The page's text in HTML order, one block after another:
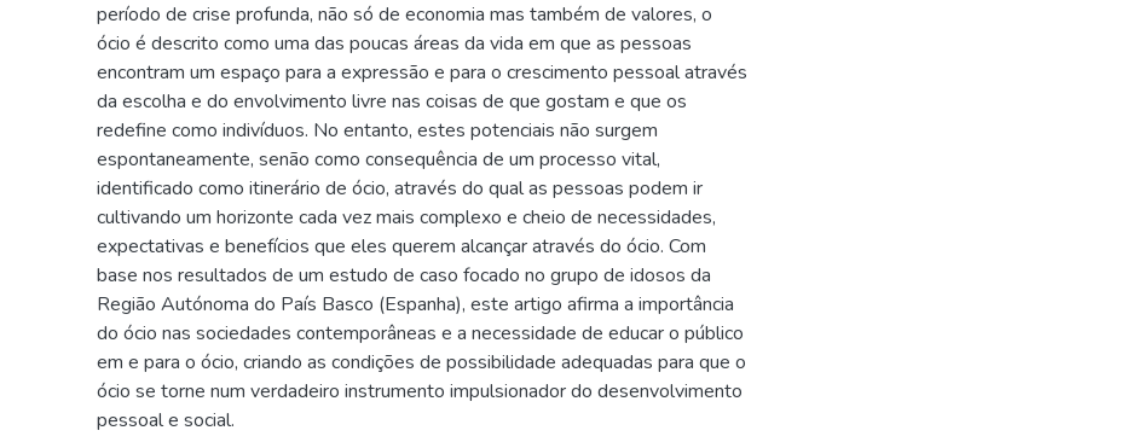
período de crise profunda, não só de economia mas também de valores, o
ócio é descrito como uma das poucas áreas da vida em que as pessoas
encontram um espaço para a expressão e para o crescimento pessoal através
da escolha e do envolvimento livre nas coisas de que gostam e que os
redefine como indivíduos. No entanto, estes potenciais não surgem
espontaneamente, senão como consequência de um processo vital,
identificado como itinerário de ócio, através do qual as pessoas podem ir
cultivando um horizonte cada vez mais complexo e cheio de necessidades,
expectativas e benefícios que eles querem alcançar através do ócio. Com
base nos resultados de um estudo de caso focado no grupo de idosos da
Região Autónoma do País Basco (Espanha), este artigo afirma a importância
do ócio nas sociedades contemporâneas e a necessidade de educar o público
em e para o ócio, criando as condições de possibilidade adequadas para que o
ócio se torne num verdadeiro instrumento impulsionador do desenvolvimento
pessoal e social.